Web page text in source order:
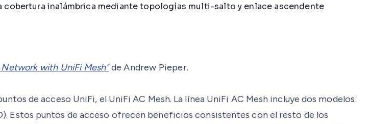
cobertura inalámbrica mediante topologías multi-salto y enlace ascendente
with UniFi Mesh"de Andrew Pieper.
de acceso UniFi, el UniFi AC Mesh. La línea UniFi AC Mesh incluye dos modelos:
Estos puntos de acceso ofrecen beneficios consistentes con el resto de los